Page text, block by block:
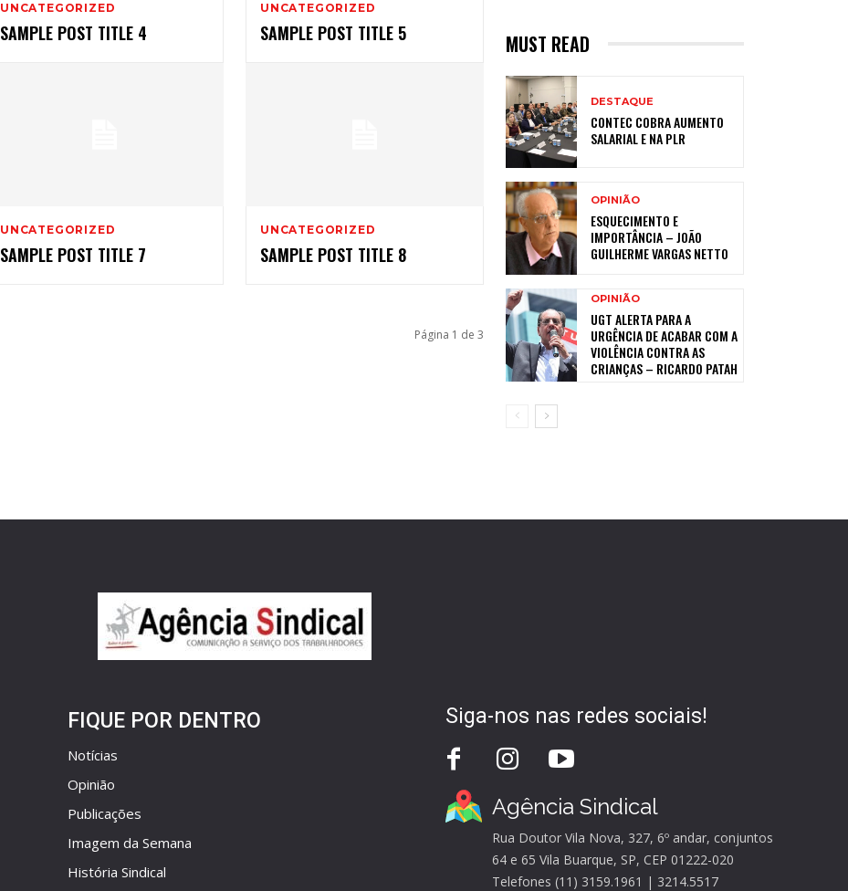
UNCATEGORIZED
SAMPLE POST TITLE 4
UNCATEGORIZED
SAMPLE POST TITLE 5
UNCATEGORIZED
SAMPLE POST TITLE 7
UNCATEGORIZED
SAMPLE POST TITLE 8
Página 1 de 3
MUST READ
DESTAQUE
CONTEC COBRA AUMENTO
SALARIAL E NA PLR
OPINIÃO
ESQUECIMENTO E
IMPORTÂNCIA – JOÃO
GUILHERME VARGAS NETTO
OPINIÃO
UGT ALERTA PARA A
URGÊNCIA DE ACABAR COM A
VIOLÊNCIA CONTRA AS
CRIANÇAS – RICARDO PATAH
FIQUE POR DENTRO
Notícias
Opinião
Publicações
Imagem da Semana
História Sindical
Siga-nos nas redes sociais!
Agência Sindical
Rua Doutor Vila Nova, 327, 6º andar, conjuntos
64 e 65 Vila Buarque, SP, CEP 01222-020
Telefones (11) 3159.1961 | 3214.5517